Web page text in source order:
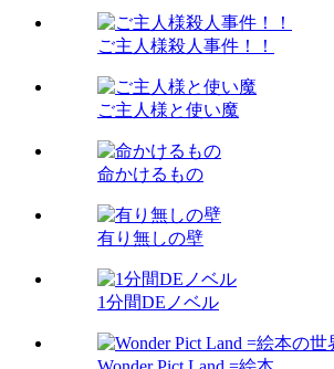
ご主人様殺人事件！！
ご主人様と使い魔
命かけるもの
有り無しの壁
1分間DEノベル